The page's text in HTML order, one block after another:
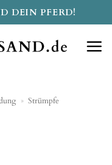
DEIN PFERD!
» Strümpfe